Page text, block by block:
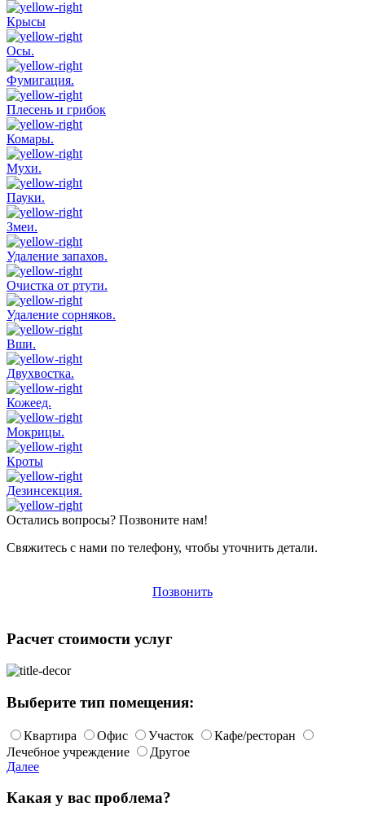
Крысы
Осы.
Фумигация.
Плесень и грибок
Комары.
Мухи.
Пауки.
Змеи.
Удаление запахов.
Очистка от ртути.
Удаление сорняков.
Вши.
Двухвостка.
Кожеед.
Мокрицы.
Кроты
Дезинсекция.
Остались вопросы? Позвоните нам!
Свяжитесь с нами по телефону, чтобы уточнить детали.
Позвонить
Расчет стоимости услуг
Выберите тип помещения:
Квартира Офис Участок
Кафе/ресторан
Лечебное учреждение
Другое
Далее
Какая у вас проблема?